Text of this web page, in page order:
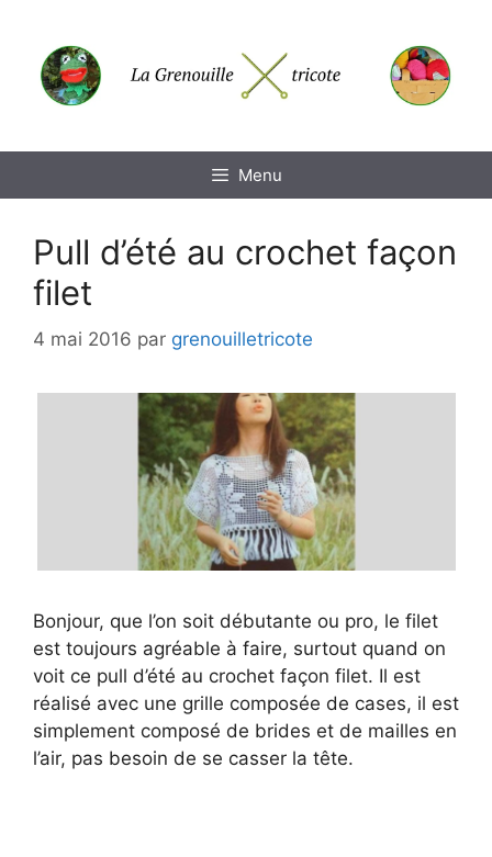
contenu
Menu
Pull d’été au crochet façon
filet
4 mai 2016 par grenouilletricote
Bonjour, que l’on soit débutante ou pro, le filet
est toujours agréable à faire, surtout quand on
voit ce pull d’été au crochet façon filet. Il est
réalisé avec une grille composée de cases, il est
simplement composé de brides et de mailles en
l’air, pas besoin de se casser la tête.